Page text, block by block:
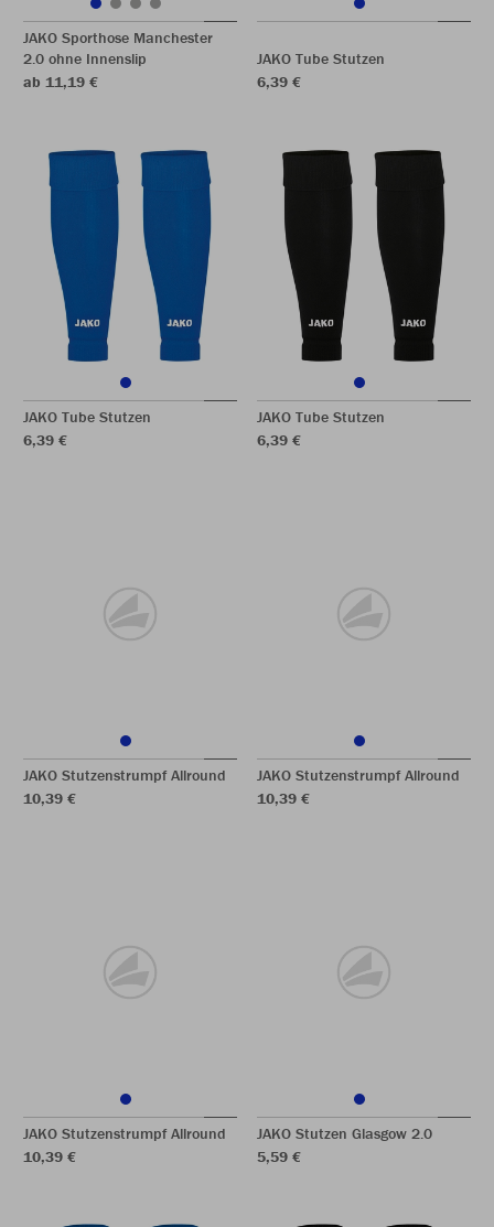
JAKO Sporthose Manchester
2.0 ohne Innenslip
ab 11,19 €
JAKO Tube Stutzen
6,39 €
JAKO Tube Stutzen
6,39 €
JAKO Tube Stutzen
6,39 €
JAKO Stutzenstrumpf Allround
10,39 €
JAKO Stutzenstrumpf Allround
10,39 €
JAKO Stutzenstrumpf Allround
10,39 €
JAKO Stutzen Glasgow 2.0
5,59 €